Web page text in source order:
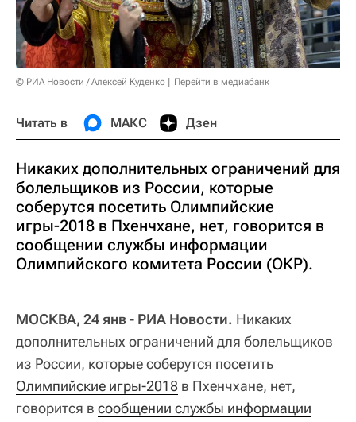
© РИА Новости / Алексей Куденко Перейти в медиабанк
Читать в МАКС Дзен
Никаких дополнительных ограничений для
болельщиков из России, которые
соберутся посетить Олимпийские
игры-2018 в Пхенчхане, нет, говорится в
сообщении службы информации
Олимпийского комитета России (ОКР).
МОСКВА, 24 янв - РИА Новости. Никаких
дополнительных ограничений для болельщиков
из России, которые соберутся посетить
Олимпийские игры-2018 в Пхенчхане, нет,
говорится в сообщении службы информации